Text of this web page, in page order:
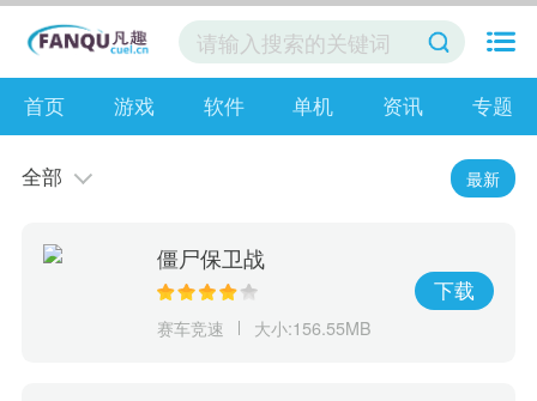
首页 游戏 软件 单机 资讯 专题
全部 最新
僵尸保卫战
赛车竞速 大小:156.55MB
下载